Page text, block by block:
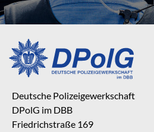
Deutsche Polizeigewerkschaft
DPolG im DBB
Friedrichstraße 169